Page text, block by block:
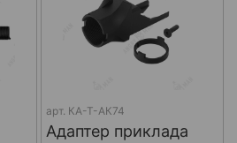
арт. КА-Т-АК74
Адаптер приклада